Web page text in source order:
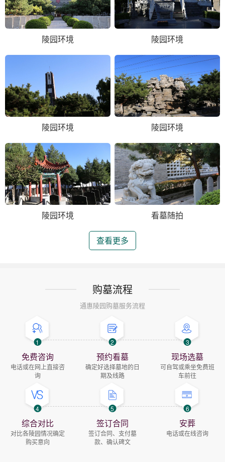
陵园环境 陵园环境
陵园环境 陵园环境
陵园环境 看墓随拍
查看更多
购墓流程
通惠陵园购墓服务流程
1
免费咨询
电话或在网上直接咨
询
2
预约看墓
确定好选择墓地的日
期及线路
3
现场选墓
可自驾或乘坐免费班
车前往
4
综合对比
对比各陵园情况确定
购买意向
5
签订合同
签订合同、支付墓
款、确认碑文
6
安葬
电话或在线咨询